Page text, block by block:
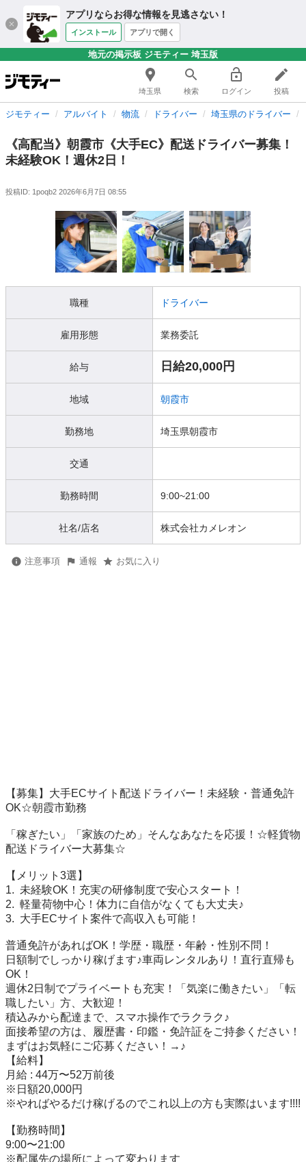
アプリならお得な情報を見逃さない！
インストール アプリで開く
地元の掲示板 ジモティー 埼玉版
埼玉県 検索 ログイン 投稿
ジモティー アルバイト 物流 ドライバー 埼玉県のドライバー
《高配当》朝霞市《大手EC》配送ドライバー募集！
未経験OK！週休2日！
投稿ID: 1poqb2 2026年6月7日 08:55
職種 ドライバー
雇用形態 業務委託
給与 日給20,000円
地域 朝霞市
勤務地 埼玉県朝霞市
交通
勤務時間 9:00~21:00
社名/店名 株式会社カメレオン
注意事項 通報 お気に入り
【募集】大手ECサイト配送ドライバー！未経験・普通免許
OK☆朝霞市勤務
「稼ぎたい」「家族のため」そんなあなたを応援！☆軽貨物
配送ドライバー大募集☆
【メリット3選】
1.  未経験OK！充実の研修制度で安心スタート！
2.  軽量荷物中心！体力に自信がなくても大丈夫♪
3.  大手ECサイト案件で高収入も可能！
普通免許があればOK！学歴・職歴・年齢・性別不問！
日額制でしっかり稼げます♪車両レンタルあり！直行直帰も
OK！
週休2日制でプライベートも充実！「気楽に働きたい」「転
職したい」方、大歓迎！
積込みから配達まで、スマホ操作でラクラク♪
面接希望の方は、履歴書・印鑑・免許証をご持参ください！
まずはお気軽にご応募ください！→♪
【給料】
月給 : 44万〜52万前後
※日額20,000円
※やればやるだけ稼げるのでこれ以上の方も実際はいます!!!!
【勤務時間】
9:00〜21:00
※配属先の場所によって変わります